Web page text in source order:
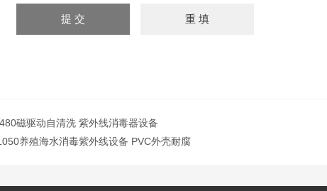
磁驱动自清洗 紫外线消毒器设备
养殖海水消毒紫外线设备 PVC外壳耐腐